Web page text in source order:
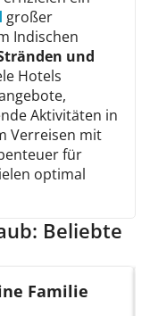
großer
Indischen
und
Hotels
Aktivitäten in
Verreisen mit
für
optimal
Beliebte
Familie